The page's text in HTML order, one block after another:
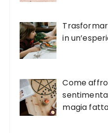
in
Come
magia